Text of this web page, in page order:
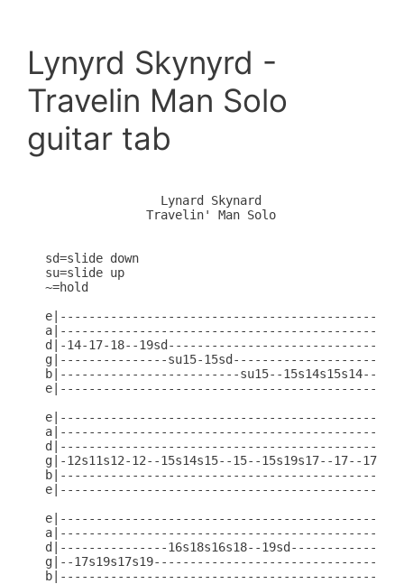
Lynyrd Skynyrd -
Travelin Man Solo
guitar tab
                Lynard Skynard
              Travelin' Man Solo
sd=slide down
su=slide up
~=hold
e|-----------------------------------------------
a|-----------------------------------------------
d|-14-17-18--19sd--------------------------------
g|---------------su15-15sd-----------------------
b|-------------------------su15--15s14s15s14--12~
e|-----------------------------------------------
e|-----------------------------------------------
a|-----------------------------------------------
d|-----------------------------------------------
g|-12s11s12-12--15s14s15--15--15s19s17--17--17---
b|-----------------------------------------------
e|-----------------------------------------------
e|-----------------------------------------------
a|-----------------------------------------------
d|---------------16s18s16s18--19sd---------------
g|--17s19s17s19----------------------------------
b|-----------------------------------------------